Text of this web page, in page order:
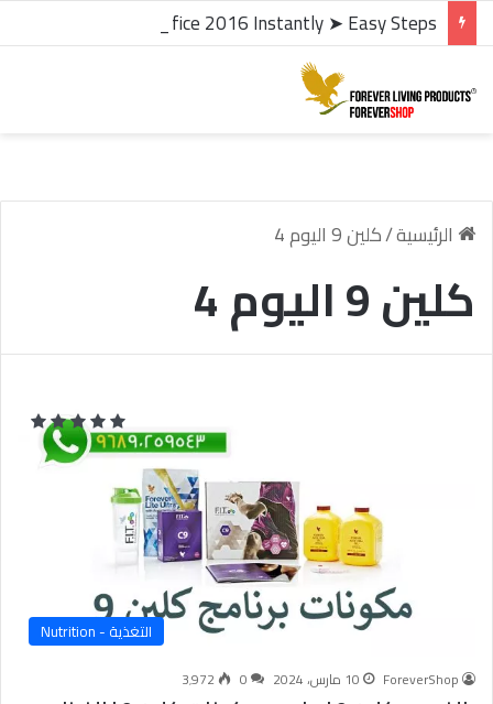
الرئيسية/كلين 9 اليوم 4
كلين 9 اليوم 4
التغذية - Nutrition
ForeverShop 10 مارس، 2024 0 3٬972